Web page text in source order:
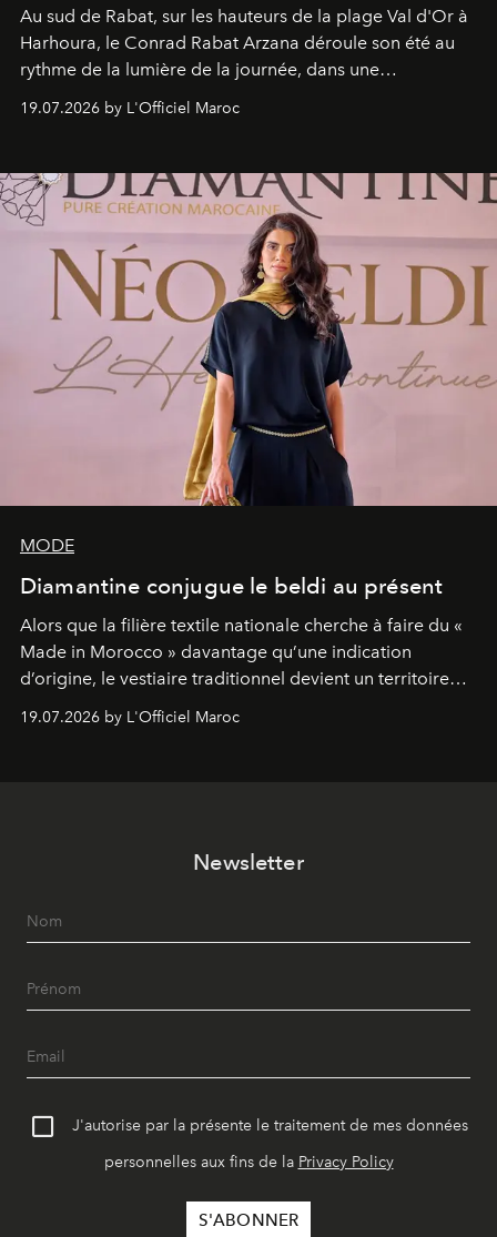
Au sud de Rabat, sur les hauteurs de la plage Val d'Or à
Harhoura, le Conrad Rabat Arzana déroule son été au
rythme de la lumière de la journée, dans une
programmation pensée comme une succession de
rendez-vous avec l’océan.
19.07.2026 by L'Officiel Maroc
MODE
Diamantine conjugue le beldi au présent
Alors que la filière textile nationale cherche à faire du «
Made in Morocco » davantage qu’une indication
d’origine, le vestiaire traditionnel devient un territoire
d’expérimentation. Avec Néo Beldi, Diamantine en
révise les proportions et les usages pour l’inscrire dans
19.07.2026 by L'Officiel Maroc
Newsletter
J'autorise par la présente le traitement de mes données
personnelles aux fins de la Privacy Policy